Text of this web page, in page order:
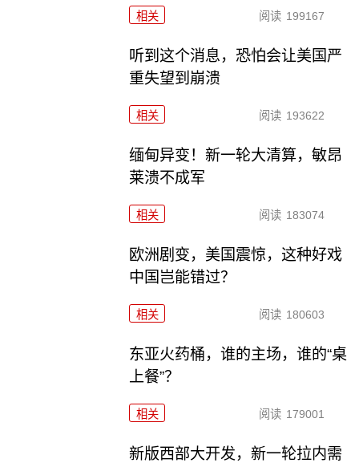
相关 阅读 199167
听到这个消息，恐怕会让美国严
重失望到崩溃
相关 阅读 193622
缅甸异变！新一轮大清算，敏昂
莱溃不成军
相关 阅读 183074
欧洲剧变，美国震惊，这种好戏
中国岂能错过？
相关 阅读 180603
东亚火药桶，谁的主场，谁的“桌
上餐”？
相关 阅读 179001
新版西部大开发，新一轮拉内需